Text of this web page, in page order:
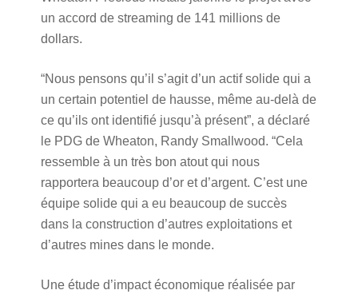
un accord de streaming de 141 millions de
dollars.
“Nous pensons qu’il s’agit d’un actif solide qui a
un certain potentiel de hausse, même au-delà de
ce qu’ils ont identifié jusqu’à présent”, a déclaré
le PDG de Wheaton, Randy Smallwood. “Cela
ressemble à un très bon atout qui nous
rapportera beaucoup d’or et d’argent. C’est une
équipe solide qui a eu beaucoup de succès
dans la construction d’autres exploitations et
d’autres mines dans le monde.
Une étude d’impact économique réalisée par